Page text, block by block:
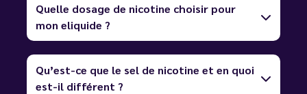
Quelle dosage de nicotine choisir pour
mon eliquide ?
Qu’est-ce que le sel de nicotine et en quoi
est-il différent ?